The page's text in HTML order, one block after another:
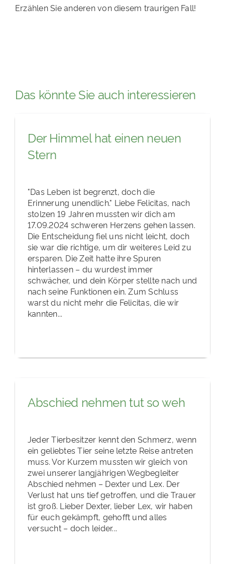
Erzählen Sie anderen von diesem traurigen Fall!
Das könnte Sie auch interessieren
Der Himmel hat einen neuen
Stern
"Das Leben ist begrenzt, doch die
Erinnerung unendlich." Liebe Felicitas, nach
stolzen 19 Jahren mussten wir dich am
17.09.2024 schweren Herzens gehen lassen.
Die Entscheidung fiel uns nicht leicht, doch
sie war die richtige, um dir weiteres Leid zu
ersparen. Die Zeit hatte ihre Spuren
hinterlassen – du wurdest immer
schwächer, und dein Körper stellte nach und
nach seine Funktionen ein. Zum Schluss
warst du nicht mehr die Felicitas, die wir
kannten...
Abschied nehmen tut so weh
Jeder Tierbesitzer kennt den Schmerz, wenn
ein geliebtes Tier seine letzte Reise antreten
muss. Vor Kurzem mussten wir gleich von
zwei unserer langjährigen Wegbegleiter
Abschied nehmen – Dexter und Lex. Der
Verlust hat uns tief getroffen, und die Trauer
ist groß. Lieber Dexter, lieber Lex, wir haben
für euch gekämpft, gehofft und alles
versucht – doch leider...